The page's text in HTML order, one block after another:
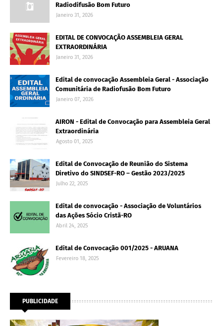
Radiodifusão Bom Futuro
Janeiro 31, 2026
EDITAL DE CONVOCAÇÃO ASSEMBLEIA GERAL
EXTRAORDINÁRIA
Janeiro 31, 2026
Edital de convocação Assembleia Geral - Associação
Comunitária de Radiofusão Bom Futuro
Janeiro 07, 2026
AIRON - Edital de Convocação para Assembleia Geral
Extraordinária
Agosto 01, 2025
Edital de Convocação de Reunião do Sistema
Diretivo do SINDSEF-RO – Gestão 2023/2025
Julho 22, 2025
Edital de convocação - Associação de Voluntários
das Ações Sócio Cristã-RO
Abril 24, 2025
Edital de Convocação 001/2025 - ARUANA
Fevereiro 18, 2025
PUBLICIDADE